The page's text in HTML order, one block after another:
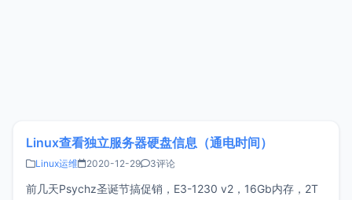
Linux查看独立服务器硬盘信息（通电时间）
Linux运维 2020-12-29 3评论
前几天Psychz圣诞节搞促销，E3-1230 v2，16Gb内存，2T